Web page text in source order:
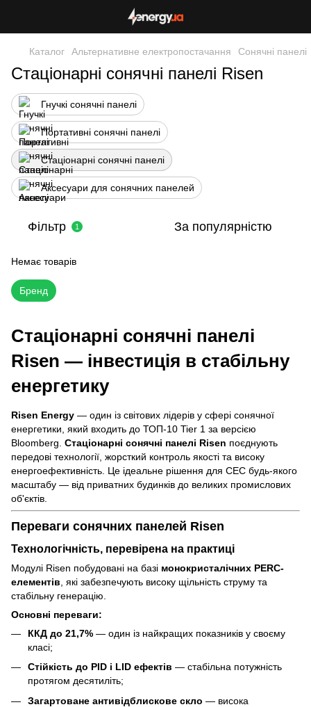
Каталог Альтернативне електропостачання Сонячні панелі
Стаціонарні сонячні панелі Risen
Гнучкі сонячні панелі
Портативні сонячні панелі
Стаціонарні сонячні панелі
Аксесуари для сонячних панелей
Фільтр 1 За популярністю
Немає товарів
Стаціонарні сонячні панелі
Risen — інвестиція в стабільну
енергетику
Risen Energy — один із світових лідерів у сфері сонячної
енергетики, який входить до ТОП-10 Tier 1 за версією
Bloomberg. Стаціонарні сонячні панелі Risen поєднують
передові технології, жорсткий контроль якості та високу
енергоефективність. Це ідеальне рішення для СЕС будь-якого
масштабу — від приватних будинків до великих промислових
об'єктів.
Переваги сонячних панелей Risen
Технологічність, перевірена на практиці
Модулі Risen побудовані на базі монокристалічних PERC-
елементів , які забезпечують високу щільність струму та
стабільну генерацію.
Основні переваги:
ККД до 21,7% — один із найкращих показників у своєму
класі;
Стійкість до PID і LID ефектів — стабільна потужність
протягом десятиліть;
Загартоване антивідблискове скло — висока
Бренд